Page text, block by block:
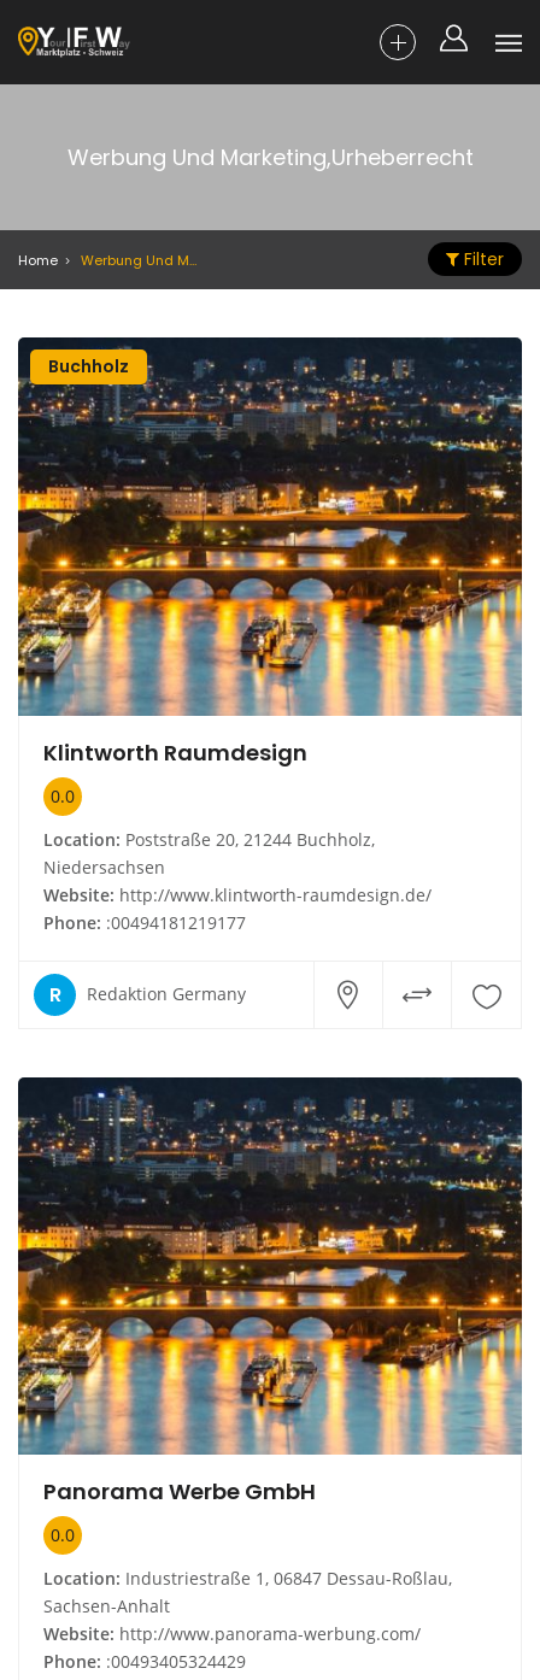
Werbung Und Marketing,Urheberrecht
Home Werbung Und Marketing,Urheberrecht Filter
Buchholz
Klintworth Raumdesign
0.0
Location: Poststraße 20, 21244 Buchholz,
Niedersachsen
Website: http://www.klintworth-raumdesign.de/
Phone: :00494181219177
R Redaktion Germany
Panorama Werbe GmbH
0.0
Location: Industriestraße 1, 06847 Dessau-Roßlau,
Sachsen-Anhalt
Website: http://www.panorama-werbung.com/
Phone: :00493405324429